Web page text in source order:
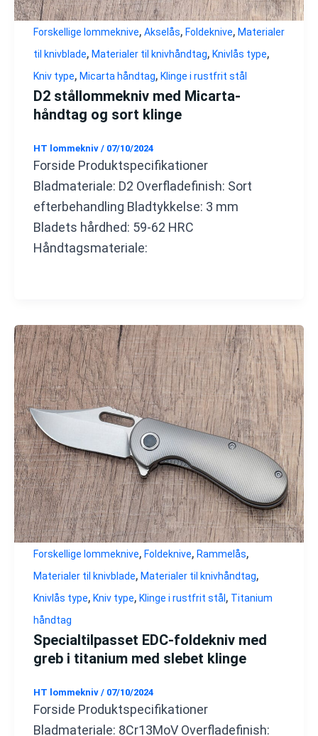
Forskellige lommeknive, Akselås, Foldeknive, Materialer
til knivblade, Materialer til knivhåndtag, Knivlås type,
Kniv type, Micarta håndtag, Klinge i rustfrit stål
D2 stållommekniv med Micarta-
håndtag og sort klinge
HT lommekniv / 07/10/2024
Forside Produktspecifikationer
Bladmateriale: D2 Overfladefinish: Sort
efterbehandling Bladtykkelse: 3 mm
Bladets hårdhed: 59-62 HRC
Håndtagsmateriale:
Forskellige lommeknive, Foldeknive, Rammelås,
Materialer til knivblade, Materialer til knivhåndtag,
Knivlås type, Kniv type, Klinge i rustfrit stål , Titanium
håndtag
Specialtilpasset EDC-foldekniv med
greb i titanium med slebet klinge
HT lommekniv / 07/10/2024
Forside Produktspecifikationer
Bladmateriale: 8Cr13MoV Overfladefinish: